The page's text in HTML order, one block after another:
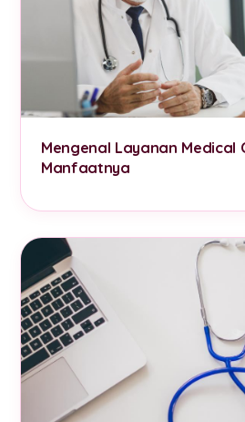
Mengenal Layanan Medical
Manfaatnya